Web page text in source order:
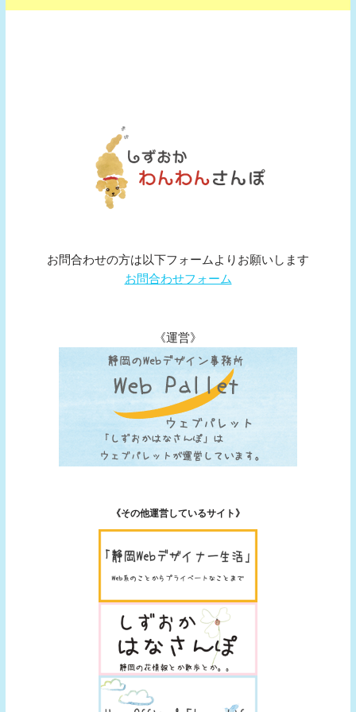
お問合わせの方は以下フォームよりお願いします
お問合わせフォーム
《運営》
《その他運営しているサイト》